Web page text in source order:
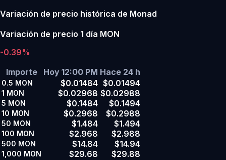
Variación de precio histórica de Monad
Variación de precio 1 día MON
-0.39%
Importe
Hoy 12:00 PM Hace 24 h
0.5 MON $0.01484 $0.01494
1 MON $0.02968 $0.02988
5 MON $0.1484 $0.1494
10 MON $0.2968 $0.2988
50 MON $1.484 $1.494
100 MON $2.968 $2.988
500 MON $14.84 $14.94
1,000 MON $29.68
$29.88